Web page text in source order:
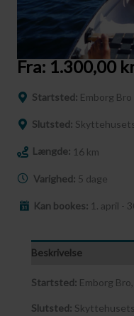
Fra: 1.300,00
Startsted: Emborg Bro
Slutsted:
Længde: 16 km
Varighed: 5 dage
Kan bookes: 1. april -
Beskrivelse
Startsted: Emborg
Slutsted: